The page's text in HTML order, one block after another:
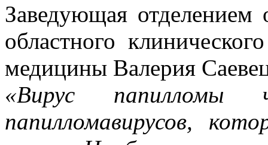
Заведующая отделением
областного
медицины Валерия
«Вирус
папилломавирусов,